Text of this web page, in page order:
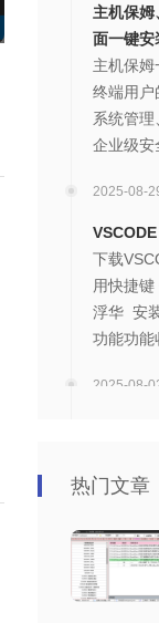
主机保
面一键安
主机保
终端用户
系统管
企业级安
活、
装、时间
助手、虚
源服务
修改密
成。功能
系统监控
2025-08-
下载
用快捷
浮华 安
功能功能
分介绍和
器软件）
支持代码
2025-08-
给带的
令，使用
edg浏览
管理器
2025-06-
热门文章